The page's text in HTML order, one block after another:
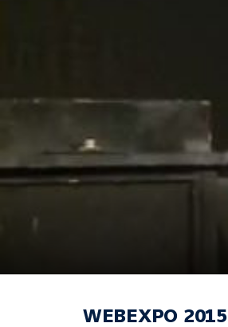
WEBEXPO 2015